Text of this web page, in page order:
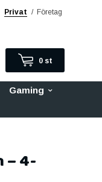
Privat / Företag
0 st
Gaming
– 4-